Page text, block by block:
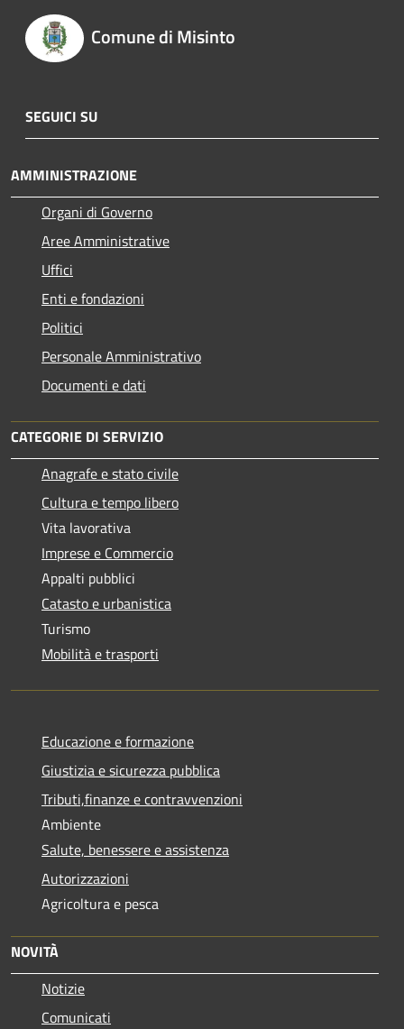
Comune di Misinto
SEGUICI SU
AMMINISTRAZIONE
Organi di Governo
Aree Amministrative
Uffici
Enti e fondazioni
Politici
Personale Amministrativo
Documenti e dati
CATEGORIE DI SERVIZIO
Anagrafe e stato civile
Cultura e tempo libero
Vita lavorativa
Imprese e Commercio
Appalti pubblici
Catasto e urbanistica
Turismo
Mobilità e trasporti
Educazione e formazione
Giustizia e sicurezza pubblica
Tributi,finanze e contravvenzioni
Ambiente
Salute, benessere e assistenza
Autorizzazioni
Agricoltura e pesca
NOVITÀ
Notizie
Comunicati